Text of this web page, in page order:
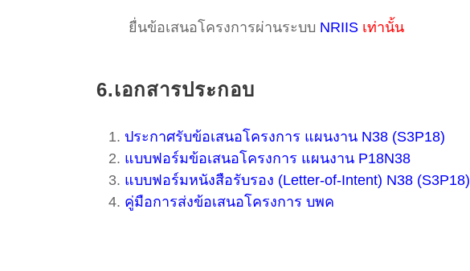
ยื่นข้อเสนอโครงการผ่านระบบ NRIIS เท่านั้น
6.เอกสารประกอบ
ประกาศรับข้อเสนอโครงการ แผนงาน N38 (S3P18)
แบบฟอร์มข้อเสนอโครงการ แผนงาน P18N38
แบบฟอร์มหนังสือรับรอง (Letter-of-Intent) N38 (S3P18)
คู่มือการส่งข้อเสนอโครงการ บพค